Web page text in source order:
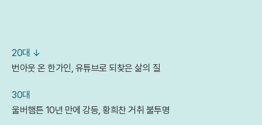
20대 ↓
번아웃 온 한가인, 유튜브로 되찾은 삶의 질
30대
울버햄튼 10년 만에 강등, 황희찬 거취 불투명